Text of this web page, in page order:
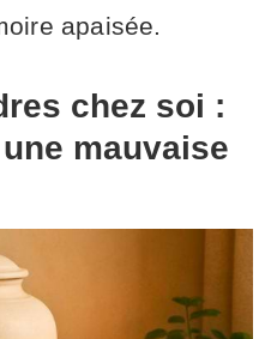
apaisée.
chez soi :
mauvaise